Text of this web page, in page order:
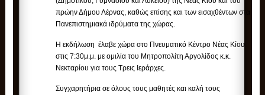
πρώην Δήμου Λέρνας, καθώς επίσης και των εισαχθέντων στα
Πανεπιστημιακά ιδρύματα της χώρας.
Η εκδήλωση έλαβε χώρα στο Πνευματικό Κέντρο Νέας Κίου
στις 7:30μ.μ. με ομιλία του Μητροπολίτη Αργολίδος κ.κ.
Νεκταρίου για τους Τρεις Ιεράρχες.
Συγχαρητήρια σε όλους τους μαθητές και καλή τους